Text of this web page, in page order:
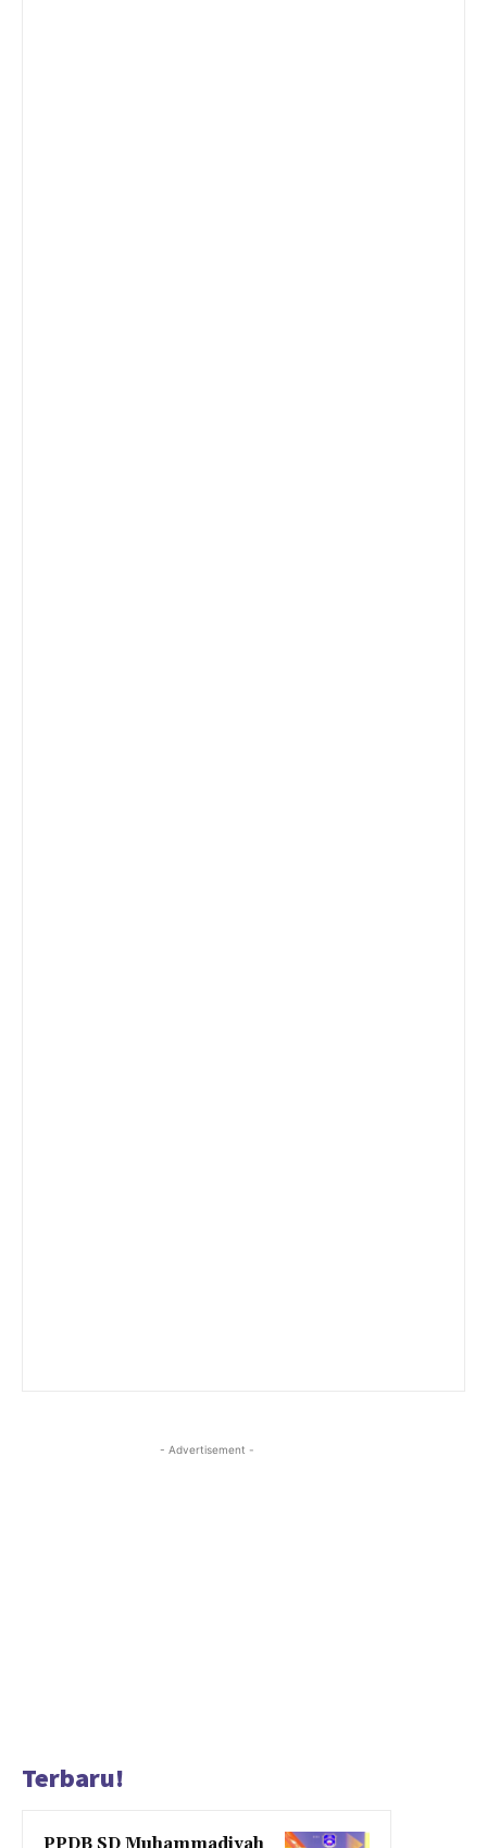
- Advertisement -
Terbaru!